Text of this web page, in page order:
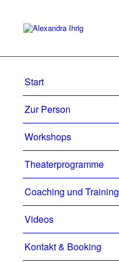
Start
Zur Person
Workshops
Theaterprogramme
Coaching und Training
Videos
Kontakt & Booking